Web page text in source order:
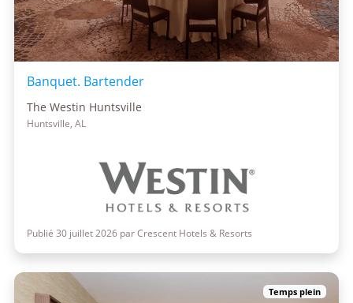
Banquet. Bartender
The Westin Huntsville
Huntsville, AL
Publié 30 juillet 2026 par Crescent Hotels & Resorts
Temps plein